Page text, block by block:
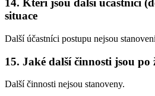
14. Kteří jsou další účastníci
situace
Další účastníci postupu nejsou
15. Jaké další činnosti jsou
Další činnosti nejsou stanoveny.